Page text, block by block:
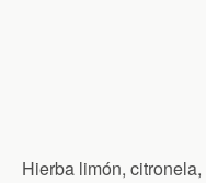
Hierba limón,